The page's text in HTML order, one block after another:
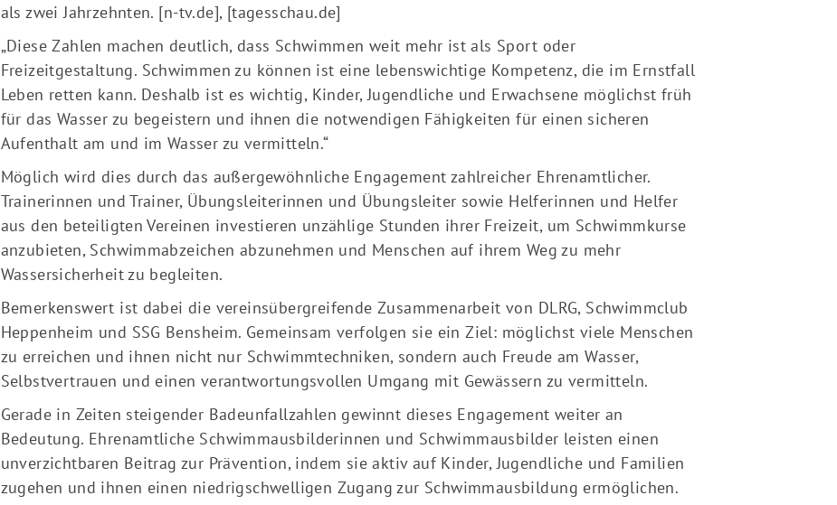
als zwei Jahrzehnten. [n-tv.de], [tagesschau.de]
„Diese Zahlen machen deutlich, dass Schwimmen weit mehr ist als Sport oder
Freizeitgestaltung. Schwimmen zu können ist eine lebenswichtige Kompetenz, die im Ernstfall
Leben retten kann. Deshalb ist es wichtig, Kinder, Jugendliche und Erwachsene möglichst früh
für das Wasser zu begeistern und ihnen die notwendigen Fähigkeiten für einen sicheren
Aufenthalt am und im Wasser zu vermitteln.“
Möglich wird dies durch das außergewöhnliche Engagement zahlreicher Ehrenamtlicher.
Trainerinnen und Trainer, Übungsleiterinnen und Übungsleiter sowie Helferinnen und Helfer
aus den beteiligten Vereinen investieren unzählige Stunden ihrer Freizeit, um Schwimmkurse
anzubieten, Schwimmabzeichen abzunehmen und Menschen auf ihrem Weg zu mehr
Wassersicherheit zu begleiten.
Bemerkenswert ist dabei die vereinsübergreifende Zusammenarbeit von DLRG, Schwimmclub
Heppenheim und SSG Bensheim. Gemeinsam verfolgen sie ein Ziel: möglichst viele Menschen
zu erreichen und ihnen nicht nur Schwimmtechniken, sondern auch Freude am Wasser,
Selbstvertrauen und einen verantwortungsvollen Umgang mit Gewässern zu vermitteln.
Gerade in Zeiten steigender Badeunfallzahlen gewinnt dieses Engagement weiter an
Bedeutung. Ehrenamtliche Schwimmausbilderinnen und Schwimmausbilder leisten einen
unverzichtbaren Beitrag zur Prävention, indem sie aktiv auf Kinder, Jugendliche und Familien
zugehen und ihnen einen niedrigschwelligen Zugang zur Schwimmausbildung ermöglichen.